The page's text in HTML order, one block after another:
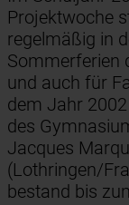
Projektwoche
regelmäßig in
Sommerferien
und auch für
dem Jahr
des
Jacques
(Lothringen/
bestand bis